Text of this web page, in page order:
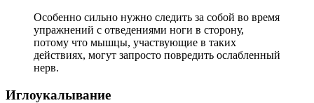
Особенно сильно нужно следить за собой во время
упражнений с отведениями ноги в сторону,
потому что мышцы, участвующие в таких
действиях, могут запросто повредить ослабленный
нерв.
Иглоукалывание